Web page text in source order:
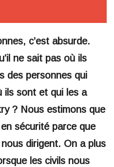
c’est absurde.
ne sait pas où ils
des personnes qui
ils sont et qui les a
? Nous estimons que
sécurité parce que
dirigent. On a plus
les civils nous